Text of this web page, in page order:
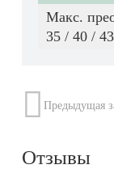
Макс.
35 / 40 /
Предыдущая
Отзывы